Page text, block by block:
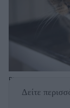
Photo: Shutterstock
Δείτε